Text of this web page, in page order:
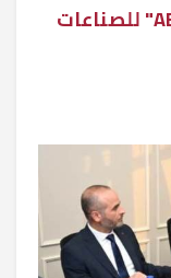
وزير الصناعة يبحث مع شركة "ABB" للصناعات